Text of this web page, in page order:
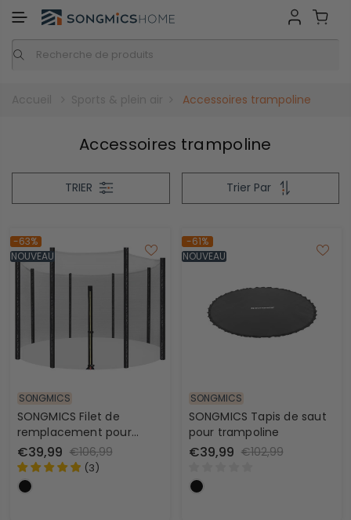
Accueil Sports & plein air Accessoires trampoline
Accessoires trampoline
TRIER Trier Par
-63%
NOUVEAU
SONGMICS
SONGMICS Filet de
remplacement pour
trampoline
€39,99 €106,99
(3)
-61%
NOUVEAU
SONGMICS
SONGMICS Tapis de saut
pour trampoline
€39,99 €102,99
HOME Inspiration Nos marques